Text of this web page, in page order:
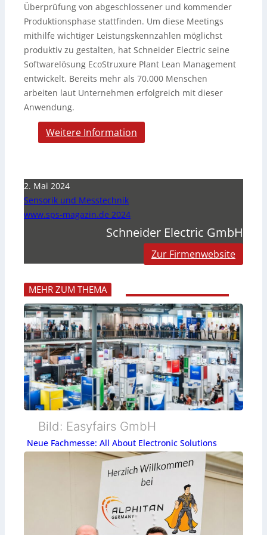
Überprüfung von abgeschlossener und kommender
Produktionsphase stattfinden. Um diese Meetings
mithilfe wichtiger Leistungskennzahlen möglichst
produktiv zu gestalten, hat Schneider Electric seine
Softwarelösung EcoStruxure Plant Lean Management
entwickelt. Bereits mehr als 70.000 Menschen
arbeiten laut Unternehmen erfolgreich mit dieser
Anwendung.
Weitere Information
2. Mai 2024
Sensorik und Messtechnik
www.sps-magazin.de 2024
Schneider Electric GmbH
Zur Firmenwebsite
MEHR ZUM THEMA
Bild: Easyfairs GmbH
Neue Fachmesse: All About Electronic Solutions